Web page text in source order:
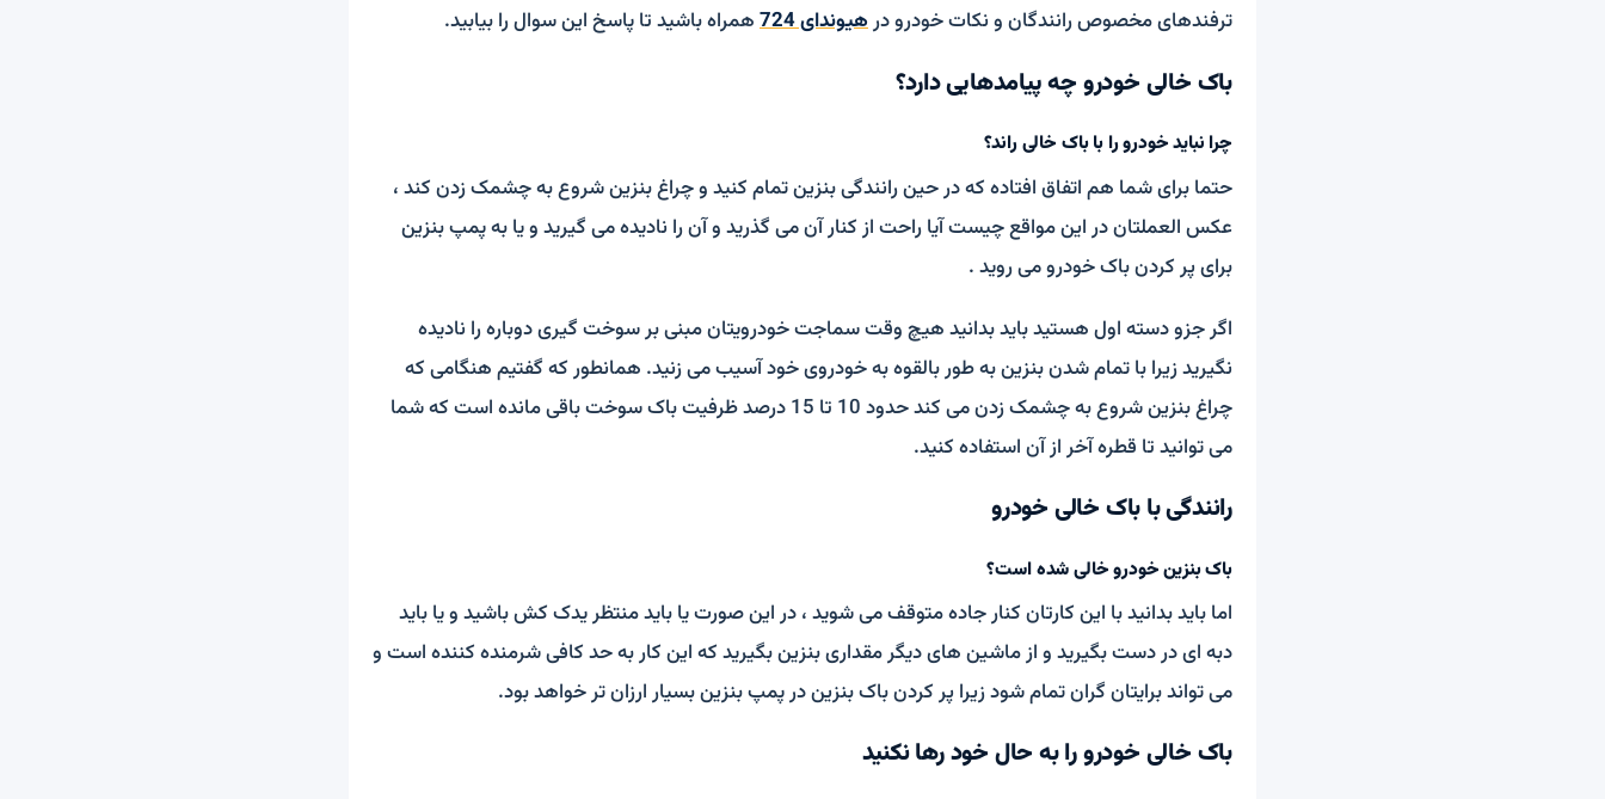
ترفندهای مخصوص رانندگان و نکات خودرو درهیوندای 724 همراه باشید تا پاسخ این سوال را بیابید.
باک خالی خودرو چه پیامدهایی دارد؟
چرا نباید خودرو را با باک خالی راند؟
حتما برای شما هم اتفاق افتاده که در حین رانندگی بنزین تمام کنید و چراغ بنزین شروع به چشمک زدن کند ،
عکس العملتان در این مواقع چیست آیا راحت از کنار آن می گذرید و آن را نادیده می گیرید و یا به پمپ بنزین
برای پر کردن باک خودرو می روید .
اگر جزو دسته اول هستید باید بدانید هیچ وقت سماجت خودرویتان مبنی بر سوخت گیری دوباره را نادیده
نگیرید زیرا با تمام شدن بنزین به طور بالقوه به خودروی خود آسیب می زنید. همانطور که گفتیم هنگامی که
چراغ بنزین شروع به چشمک زدن می کند حدود 10 تا 15 درصد ظرفیت باک سوخت باقی مانده است که شما
می توانید تا قطره آخر از آن استفاده کنید.
رانندگی با باک خالی خودرو
باک بنزین خودرو خالی شده است؟
اما باید بدانید با این کارتان کنار جاده متوقف می شوید ، در این صورت یا باید منتظر یدک کش باشید و یا باید
دبه ای در دست بگیرید و از ماشین های دیگر مقداری بنزین بگیرید که این کار به حد کافی شرمنده کننده است و
می تواند برایتان گران تمام شود زیرا پر کردن باک بنزین در پمپ بنزین بسیار ارزان تر خواهد بود.
باک خالی خودرو را به حال خود رها نکنید